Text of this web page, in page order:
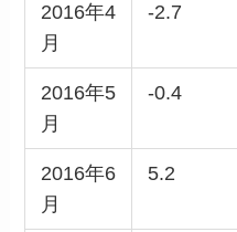
2016年4
月
-2.7
2016年5
月
-0.4
2016年6
月
5.2